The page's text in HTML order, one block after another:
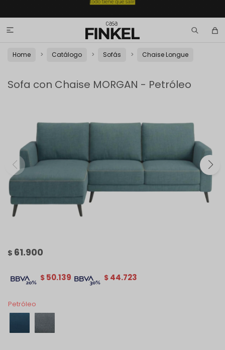

Home Catálogo Sofás Chaise Longue
Sofa con Chaise MORGAN - Petróleo
$ 61.900
$ 44.723
$ 50.139
Petróleo